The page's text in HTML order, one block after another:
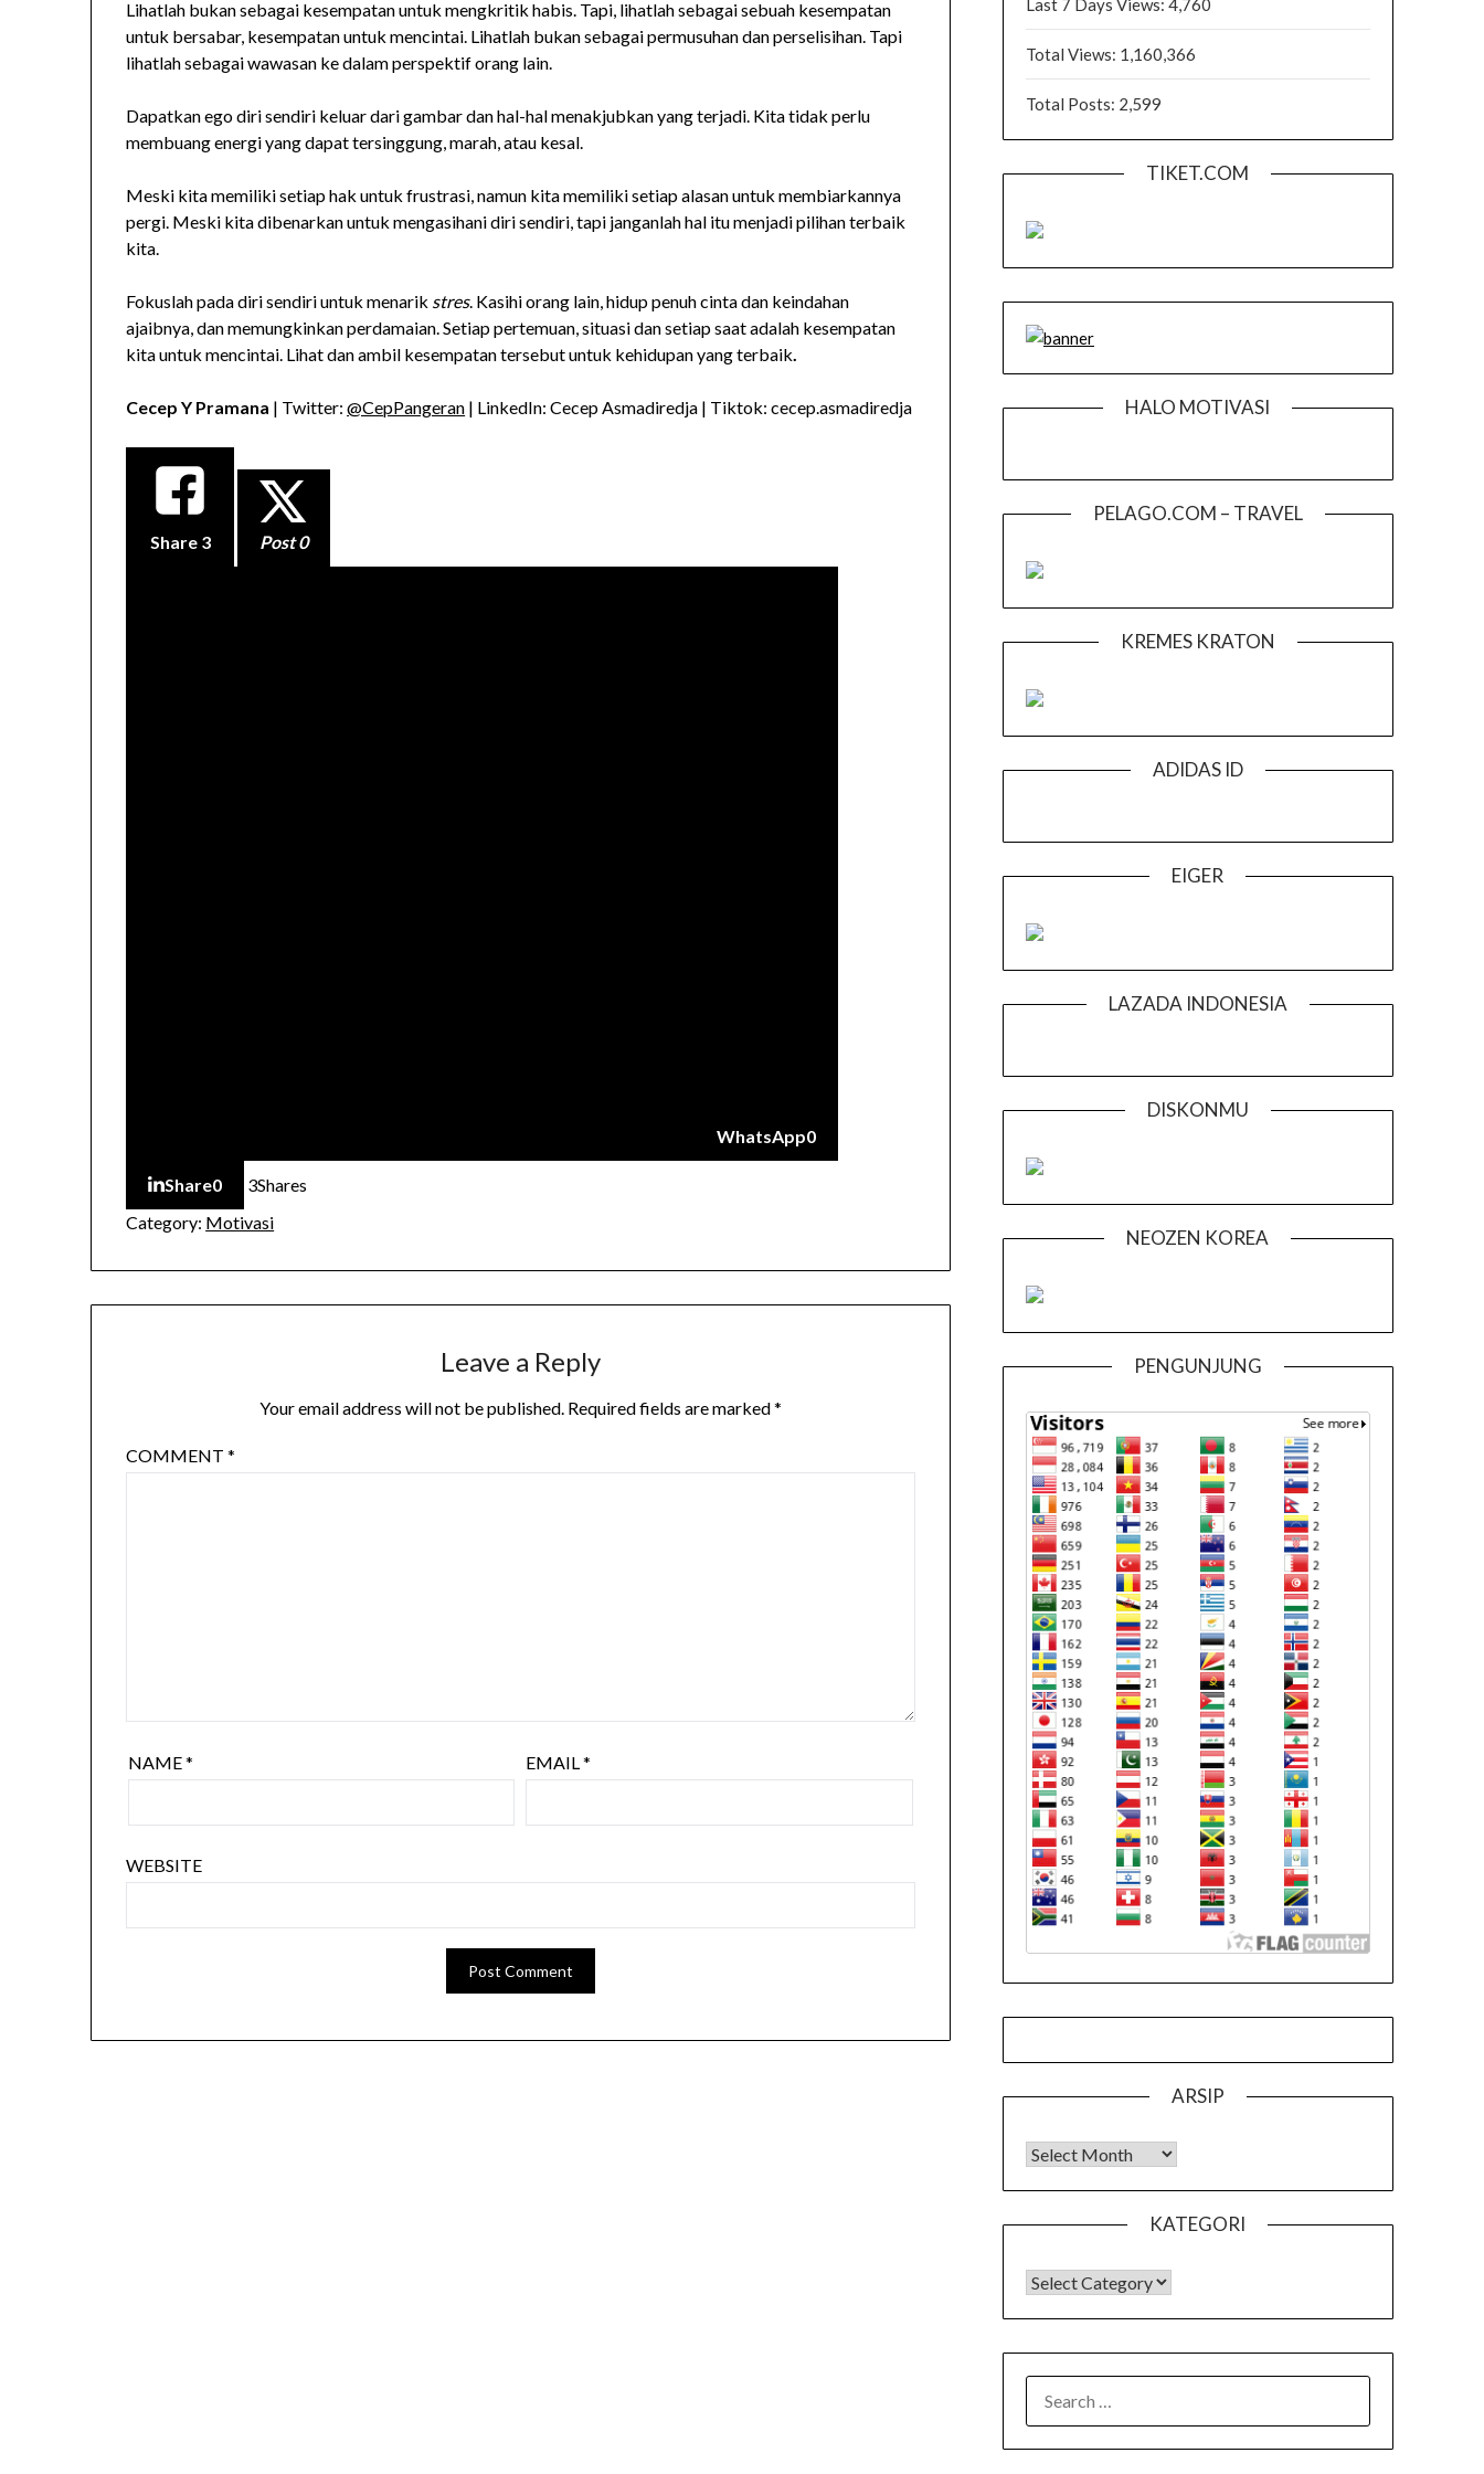
Lihatlah bukan sebagai kesempatan untuk mengkritik habis. Tapi, lihatlah sebagai sebuah kesempatan
untuk bersabar, kesempatan untuk mencintai. Lihatlah bukan sebagai permusuhan dan perselisihan. Tapi
lihatlah sebagai wawasan ke dalam perspektif orang lain.
Dapatkan ego diri sendiri keluar dari gambar dan hal-hal menakjubkan yang terjadi. Kita tidak perlu
membuang energi yang dapat tersinggung, marah, atau kesal.
Meski kita memiliki setiap hak untuk frustrasi, namun kita memiliki setiap alasan untuk membiarkannya
pergi. Meski kita dibenarkan untuk mengasihani diri sendiri, tapi janganlah hal itu menjadi pilihan terbaik
kita.
Fokuslah pada diri sendiri untuk menarik stres. Kasihi orang lain, hidup penuh cinta dan keindahan
ajaibnya, dan memungkinkan perdamaian. Setiap pertemuan, situasi dan setiap saat adalah kesempatan
kita untuk mencintai. Lihat dan ambil kesempatan tersebut untuk kehidupan yang terbaik.
Cecep Y Pramana | Twitter:@CepPangeran | LinkedIn: Cecep Asmadiredja | Tiktok: cecep.asmadiredja
Share 3 Post 0
WhatsApp0
Share0 3Shares
Category: Motivasi
Leave a Reply
Your email address will not be published. Required fields are marked*
COMMENT*
NAME* EMAIL*
WEBSITE
Last 7 Days Views: 4,760
Total Views: 1,160,366
Total Posts: 2,599
TIKET.COM
HALO MOTIVASI
PELAGO.COM – TRAVEL
KREMES KRATON
ADIDAS ID
EIGER
LAZADA INDONESIA
DISKONMU
NEOZEN KOREA
PENGUNJUNG
ARSIP
Arsip
KATEGORI
KATEGORI
FOR: